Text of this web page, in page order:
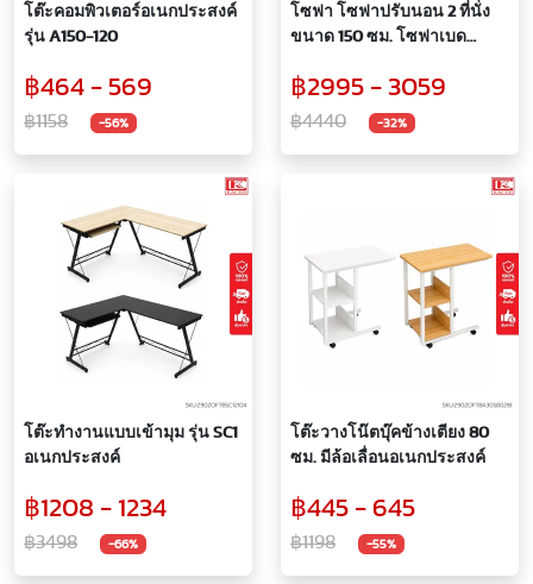
โต๊ะคอมพิวเตอร์อเนกประสงค์
รุ่น A150-120
฿464 - 569
฿1158 -56%
โซฟา โซฟาปรับนอน 2 ที่นั่ง
ขนาด 150 ซม. โซฟาเบด
สมัย สีสันสดใส สวยงาม ปรับ
ได้ 3 ระดับ SOFA BED มี 5 สี
฿2995 - 3059
฿4440 -32%
โต๊ะทำงานแบบเข้ามุม รุ่น SC1
อเนกประสงค์
฿1208 - 1234
฿3498 -66%
โต๊ะวางโน๊ตบุ๊คข้างเตียง 80
ซม. มีล้อเลื่อนอเนกประสงค์
฿445 - 645
฿1198 -55%